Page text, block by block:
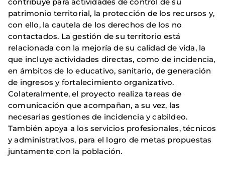
patrimonio territorial, la protección de los recursos y,
con ello, la cautela de los derechos de los no
contactados. La gestión de su territorio está
relacionada con la mejoría de su calidad de vida, la
que incluye actividades directas, como de incidencia,
en ámbitos de lo educativo, sanitario, de generación
de ingresos y fortalecimiento organizativo.
Colateralmente, el proyecto realiza tareas de
comunicación que acompañan, a su vez, las
necesarias gestiones de incidencia y cabildeo.
También apoya a los servicios profesionales, técnicos
y administrativos, para el logro de metas propuestas
juntamente con la población.